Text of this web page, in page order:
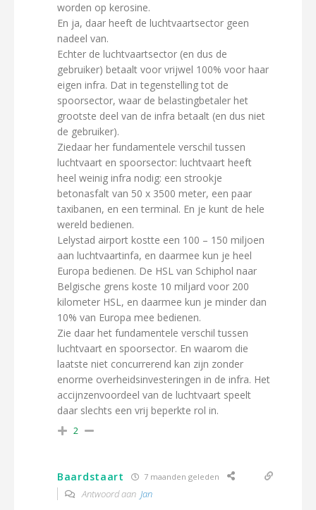
worden op kerosine.
En ja, daar heeft de luchtvaartsector geen
nadeel van.
Echter de luchtvaartsector (en dus de
gebruiker) betaalt voor vrijwel 100% voor haar
eigen infra. Dat in tegenstelling tot de
spoorsector, waar de belastingbetaler het
grootste deel van de infra betaalt (en dus niet
de gebruiker).
Ziedaar her fundamentele verschil tussen
luchtvaart en spoorsector: luchtvaart heeft
heel weinig infra nodig: een strookje
betonasfalt van 50 x 3500 meter, een paar
taxibanen, en een terminal. En je kunt de hele
wereld bedienen.
Lelystad airport kostte een 100 – 150 miljoen
aan luchtvaartinfa, en daarmee kun je heel
Europa bedienen. De HSL van Schiphol naar
Belgische grens koste 10 miljard voor 200
kilometer HSL, en daarmee kun je minder dan
10% van Europa mee bedienen.
Zie daar het fundamentele verschil tussen
luchtvaart en spoorsector. En waarom die
laatste niet concurrerend kan zijn zonder
enorme overheidsinvesteringen in de infra. Het
accijnzenvoordeel van de luchtvaart speelt
daar slechts een vrij beperkte rol in.
2
Baardstaart 7 maanden geleden
Antwoord aan Jan